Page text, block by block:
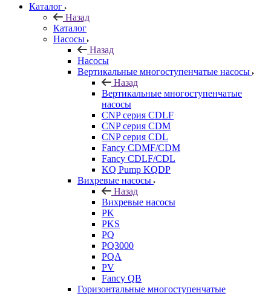
Каталог
Назад
Каталог
Насосы
Назад
Насосы
Вертикальные многоступенчатые насосы
Назад
Вертикальные многоступенчатые
насосы
CNP серия CDLF
CNP серия CDM
CNP серия CDL
Fancy CDMF/CDM
Fancy CDLF/CDL
KQ Pump KQDP
Вихревые насосы
Назад
Вихревые насосы
PK
PKS
PQ
PQ3000
PQA
PV
Fancy QB
Горизонтальные многоступенчатые